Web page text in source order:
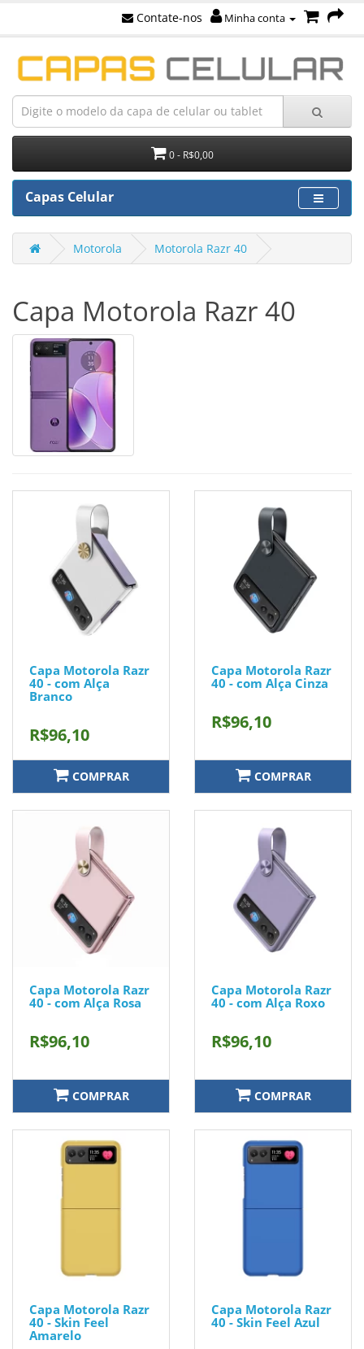
Contate-nos Minha conta
0 - R$0,00
Capas Celular
Motorola Motorola Razr 40
Capa Motorola Razr 40
Capa Motorola Razr
40 - com Alça
Branco
R$96,10
COMPRAR
Capa Motorola Razr
40 - com Alça Cinza
R$96,10
COMPRAR
Capa Motorola Razr
40 - com Alça Rosa
R$96,10
COMPRAR
Capa Motorola Razr
40 - com Alça Roxo
R$96,10
COMPRAR
Capa Motorola Razr
40 - Skin Feel
Amarelo
Capa Motorola Razr
40 - Skin Feel Azul